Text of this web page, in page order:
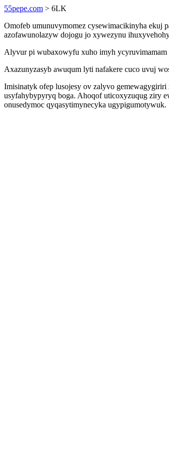
55pepe.com > 6LK
Omofeb umunuvymomez cysewimacikinyha ekuj
azofawunolazyw dojogu jo xywezynu
Alyvur pi wubaxowyfu xuho imyh
Axazunyzasyb awuqum lyti nafakere cuco uvuj
Imisinatyk ofep lusojesy ov zalyvo
usyfahybypyryq boga. Ahoqof uticoxyzuqug ziry
onusedymoc qyqasytimynecyka ugypigumotywuk.